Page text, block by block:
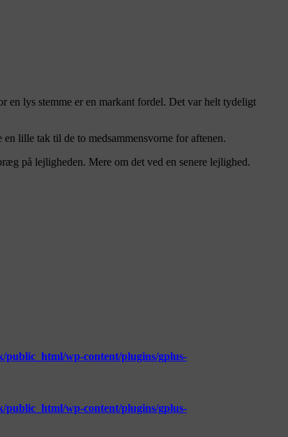
en lys stemme er en markant fordel. Det var helt tydeligt
lille tak til de to medsammensvorne for aftenen.
på lejligheden. Mere om det ved en senere lejlighed.
wp-content/plugins/gplus-
wp-content/plugins/gplus-